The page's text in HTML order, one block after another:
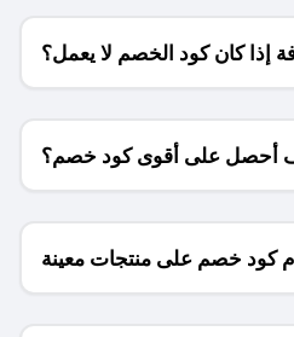
إذا كان كود الخصم لا يعمل؟
أحصل على أقوى كود خصم؟
كود خصم على منتجات معينة
فقط؟